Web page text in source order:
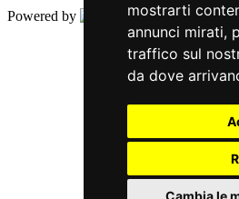
mostrarti
annunci mirati,
traffico sul
da dove
Cambia le
Powered by
Web Engine
Aggiorna le preferenze